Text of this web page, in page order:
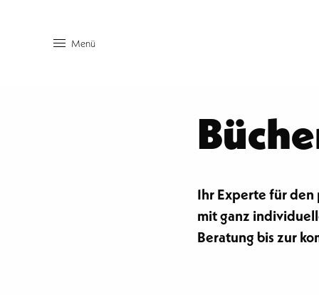
Menü
Ihr Experte für den
mit ganz
Beratung bis zur